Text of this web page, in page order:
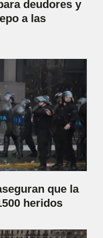
deudores y
a las
que la
heridos